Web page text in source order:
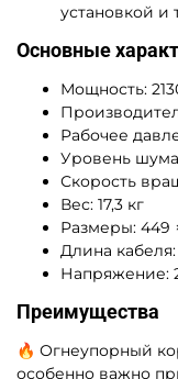
установкой и
Основные
Мощность:
Рабочее
Уровень
Скорость
Вес: 17,3 кг
Размеры: 449
Длина
Напряжение:
Преимущества
🔥 Огнеупорный
особенно важно